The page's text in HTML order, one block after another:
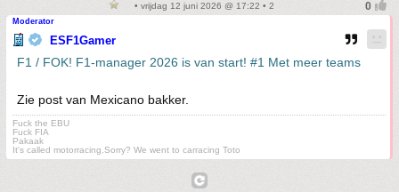
• vrijdag 12 juni 2026 @ 17:22 • 2
Moderator
ESF1Gamer
F1 / FOK! F1-manager 2026 is van start! #1 Met meer teams
Zie post van Mexicano bakker.
Fuck the EBU
Fuck FIA
Pakaak
It's called motorracing.Sorry? We went to carracing Toto